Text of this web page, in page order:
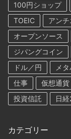
100円ショップ
TOEIC
アン
オープンソース
ジパングコイン
ドル／円
メ
仕事
仮想通貨
投資信託
日
カテゴリー